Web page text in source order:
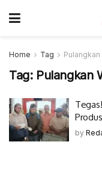
Home Tag Pulangkan
Tag: Pulangkan
by